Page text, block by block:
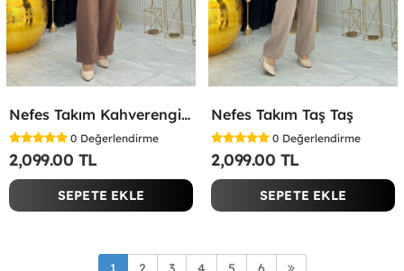
Nefes Takım Kahverengi Kahverengi
0 Değerlendirme
2,099.00 TL
SEPETE EKLE
Nefes Takım Taş Taş
0 Değerlendirme
2,099.00 TL
SEPETE EKLE